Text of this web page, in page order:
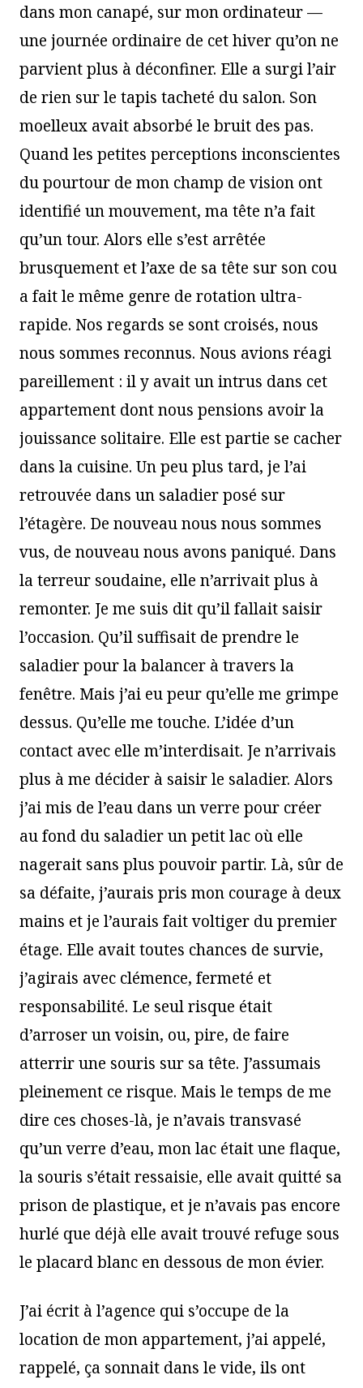
dans mon canapé, sur mon ordinateur —
une journée ordinaire de cet hiver qu’on ne
parvient plus à déconfiner. Elle a surgi l’air
de rien sur le tapis tacheté du salon. Son
moelleux avait absorbé le bruit des pas.
Quand les petites perceptions inconscientes
du pourtour de mon champ de vision ont
identifié un mouvement, ma tête n’a fait
qu’un tour. Alors elle s’est arrêtée
brusquement et l’axe de sa tête sur son cou
a fait le même genre de rotation ultra-
rapide. Nos regards se sont croisés, nous
nous sommes reconnus. Nous avions réagi
pareillement : il y avait un intrus dans cet
appartement dont nous pensions avoir la
jouissance solitaire. Elle est partie se cacher
dans la cuisine. Un peu plus tard, je l’ai
retrouvée dans un saladier posé sur
l’étagère. De nouveau nous nous sommes
vus, de nouveau nous avons paniqué. Dans
la terreur soudaine, elle n’arrivait plus à
remonter. Je me suis dit qu’il fallait saisir
l’occasion. Qu’il suffisait de prendre le
saladier pour la balancer à travers la
fenêtre. Mais j’ai eu peur qu’elle me grimpe
dessus. Qu’elle me touche. L’idée d’un
contact avec elle m’interdisait. Je n’arrivais
plus à me décider à saisir le saladier. Alors
j’ai mis de l’eau dans un verre pour créer
au fond du saladier un petit lac où elle
nagerait sans plus pouvoir partir. Là, sûr de
sa défaite, j’aurais pris mon courage à deux
mains et je l’aurais fait voltiger du premier
étage. Elle avait toutes chances de survie,
j’agirais avec clémence, fermeté et
responsabilité. Le seul risque était
d’arroser un voisin, ou, pire, de faire
atterrir une souris sur sa tête. J’assumais
pleinement ce risque. Mais le temps de me
dire ces choses-là, je n’avais transvasé
qu’un verre d’eau, mon lac était une flaque,
la souris s’était ressaisie, elle avait quitté sa
prison de plastique, et je n’avais pas encore
hurlé que déjà elle avait trouvé refuge sous
le placard blanc en dessous de mon évier.
J’ai écrit à l’agence qui s’occupe de la
location de mon appartement, j’ai appelé,
rappelé, ça sonnait dans le vide, ils ont